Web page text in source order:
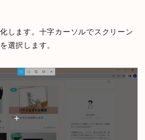
します。十字カーソルでスクリーン
選択します。